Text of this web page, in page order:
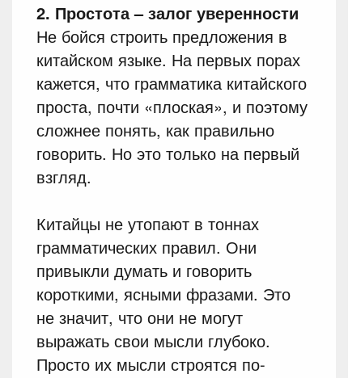
2. Простота – залог уверенности
Не бойся строить предложения в
китайском языке. На первых порах
кажется, что грамматика китайского
проста, почти «плоская», и поэтому
сложнее понять, как правильно
говорить. Но это только на первый
взгляд.
Китайцы не утопают в тоннах
грамматических правил. Они
привыкли думать и говорить
короткими, ясными фразами. Это
не значит, что они не могут
выражать свои мысли глубоко.
Просто их мысли строятся по-